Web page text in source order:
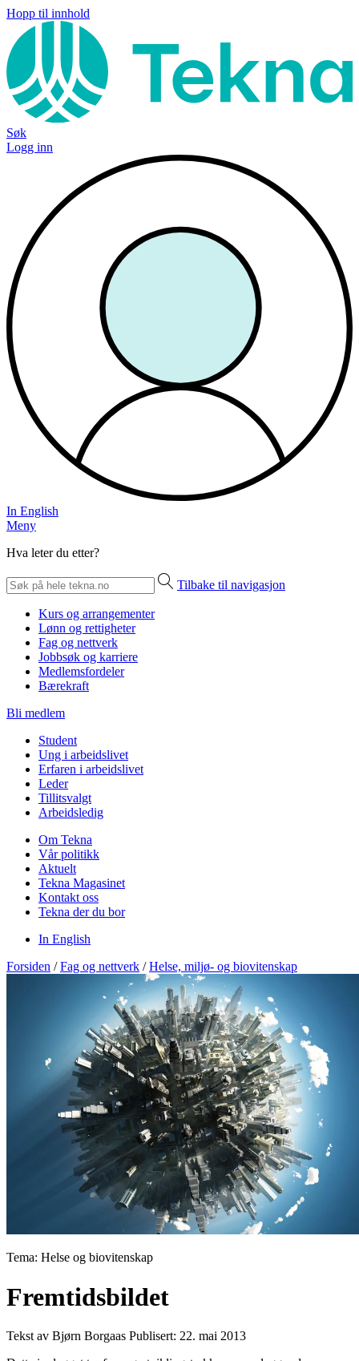
Hopp til innhold
Søk
Logg inn
In English
Meny
Hva leter du etter?
Tilbake til navigasjon
Kurs og arrangementer
Lønn og rettigheter
Fag og nettverk
Jobbsøk og karriere
Medlemsfordeler
Bærekraft
Bli medlem
Student
Ung i arbeidslivet
Erfaren i arbeidslivet
Leder
Tillitsvalgt
Arbeidsledig
Om Tekna
Vår politikk
Aktuelt
Tekna Magasinet
Kontakt oss
Tekna der du bor
In English
Forsiden / Fag og nettverk / Helse, miljø- og biovitenskap
Tema: Helse og biovitenskap
Fremtidsbildet
Tekst av Bjørn Borgaas Publisert: 22. mai 2013